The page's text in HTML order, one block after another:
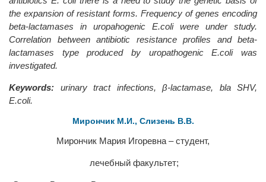
the expansion of resistant forms. Frequency of genes encoding
beta-lactamases in uropahogenic E.coli were under study.
Correlation between antibiotic resistance profiles and beta-
lactamases type produced by uropathogeniс E.coli was
investigated.
Keywords: urinary tract infections, β-lactamase, bla SHV,
Е.coli.
Мирончик М.И., Слизень В.В.
Мирончик Мария Игоревна – студент,
лечебный факультет;